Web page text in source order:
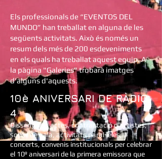
Els professionals de “EVENTOS DEL
MUNDO” han treballat en alguna de les
següents activitats. Això és només un
resum dels més de 200 esdeveniments
en els quals ha treballat aquest equip. A
la pàgina "Galeries" trobarà imatges
d'alguns d'aquests.
10è ANIVERSARI DE RÀDIO
4
Disseny dels actes, contractació d'artistes,
sopar de gala, activitats paral·leles,
concerts, convenis institucionals per celebrar
el 10º aniversari de la primera emissora que